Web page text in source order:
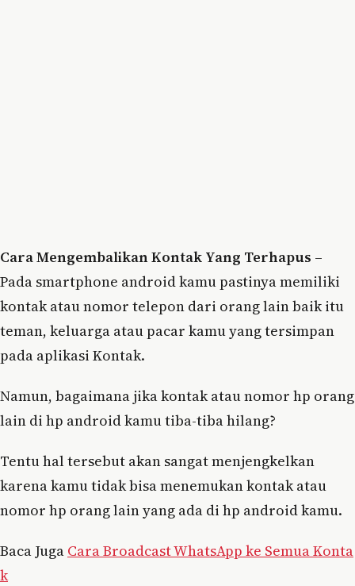
Cara Mengembalikan Kontak Yang Terhapus –
Pada smartphone android kamu pastinya memiliki
kontak atau nomor telepon dari orang lain baik itu
teman, keluarga atau pacar kamu yang tersimpan
pada aplikasi Kontak.
Namun, bagaimana jika kontak atau nomor hp orang
lain di hp android kamu tiba-tiba hilang?
Tentu hal tersebut akan sangat menjengkelkan
karena kamu tidak bisa menemukan kontak atau
nomor hp orang lain yang ada di hp android kamu.
Baca Juga Cara Broadcast WhatsApp ke Semua Konta
k